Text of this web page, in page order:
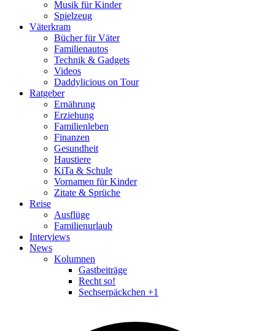
Musik für Kinder
Spielzeug
Väterkram
Bücher für Väter
Familienautos
Technik & Gadgets
Videos
Daddylicious on Tour
Ratgeber
Ernährung
Erziehung
Familienleben
Finanzen
Gesundheit
Haustiere
KiTa & Schule
Vornamen für Kinder
Zitate & Sprüche
Reise
Ausflüge
Familienurlaub
Interviews
News
Kolumnen
Gastbeiträge
Recht so!
Sechserpäckchen +1